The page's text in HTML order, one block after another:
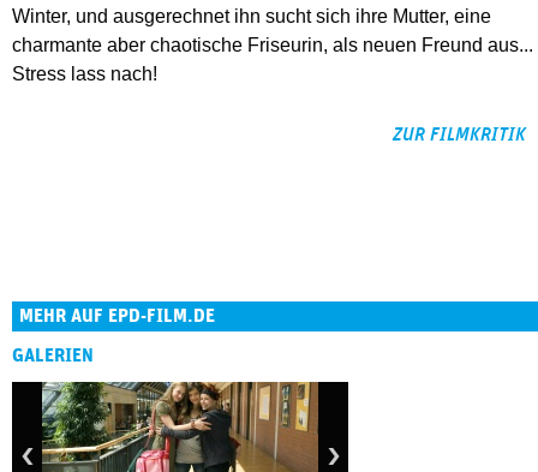
Winter, und ausgerechnet ihn sucht sich ihre Mutter, eine
charmante aber chaotische Friseurin, als neuen Freund aus...
Stress lass nach!
ZUR FILMKRITIK
MEHR AUF EPD-FILM.DE
GALERIEN